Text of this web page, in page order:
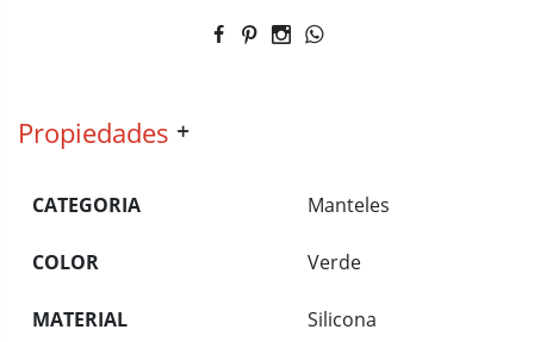
Propiedades
CATEGORIA Manteles
COLOR Verde
MATERIAL Silicona